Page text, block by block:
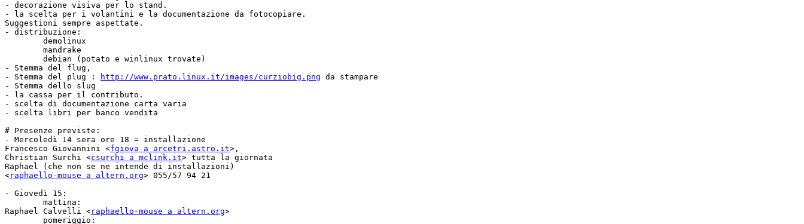
- decorazione visiva per lo stand.
- la scelta per i volantini e la documentazione da fotocopiare.
Suggestioni sempre aspettate.
- distribuzione:
- Stemma del flug,
- Stemma del plug :
http://www.prato.linux.it/images/curziobig.png da stampare
- Stemma dello slug
- la cassa per il contributo.
- scelta di documentazione carta varia
- scelta libri per banco vendita
# Presenze previste:
- Mercoledì 14 sera ore 18 = installazione
Francesco Giovannini <fgiova a arcetri.astro.it>,
Christian Surchi <csurchi a mclink.it> tutta la giornata
Raphael (che non se ne intende di installazioni)
<raphaello-mouse a altern.org> 055/57 94 21
- Giovedì 15:
Raphael Calvelli <raphaello-mouse a altern.org>